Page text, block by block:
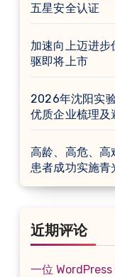
五星安全认证
加速向上迈进步
驱即将上市
2026年沈阳实
优质企业梳理及
高龄、高危、
患者成功实施
近期评论
一位 WordPress